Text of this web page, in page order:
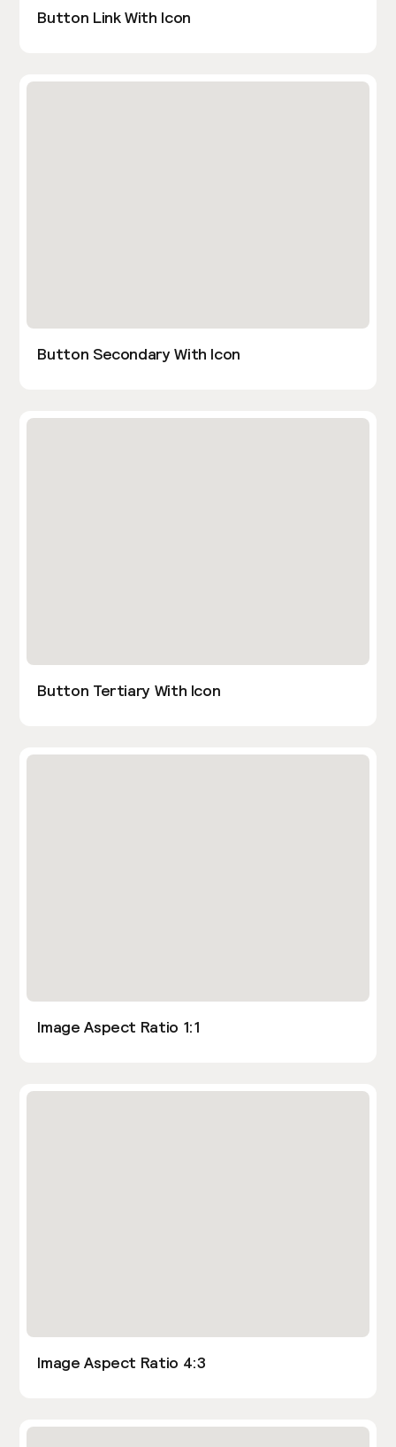
Button Link With Icon
Button Secondary With Icon
Button Tertiary With Icon
Image Aspect Ratio 1:1
Image Aspect Ratio 4:3